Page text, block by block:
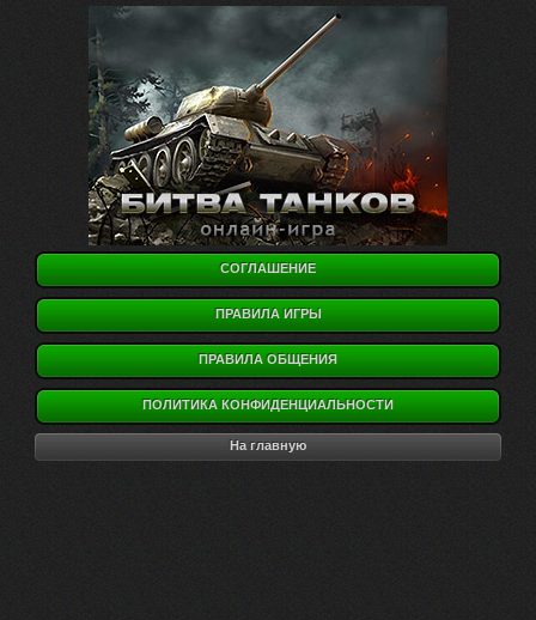
СОГЛАШЕНИЕ
ПРАВИЛА ИГРЫ
ПРАВИЛА ОБЩЕНИЯ
ПОЛИТИКА КОНФИДЕНЦИАЛЬНОСТИ
На главную